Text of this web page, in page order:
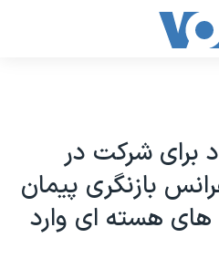
برای شرکت در
بازنگری پيمان
هسته ای وارد